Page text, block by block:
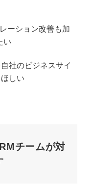
ーション改善も加
い
社のビジネスサイ
しい
チームが対